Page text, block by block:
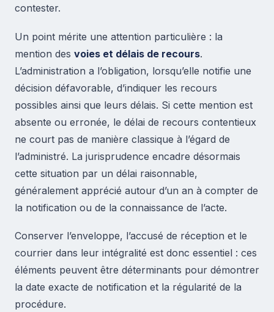
contester.
Un point mérite une attention particulière : la
mention des voies et délais de recours.
L’administration a l’obligation, lorsqu’elle notifie une
décision défavorable, d’indiquer les recours
possibles ainsi que leurs délais. Si cette mention est
absente ou erronée, le délai de recours contentieux
ne court pas de manière classique à l’égard de
l’administré. La jurisprudence encadre désormais
cette situation par un délai raisonnable,
généralement apprécié autour d’un an à compter de
la notification ou de la connaissance de l’acte.
Conserver l’enveloppe, l’accusé de réception et le
courrier dans leur intégralité est donc essentiel : ces
éléments peuvent être déterminants pour démontrer
la date exacte de notification et la régularité de la
procédure.